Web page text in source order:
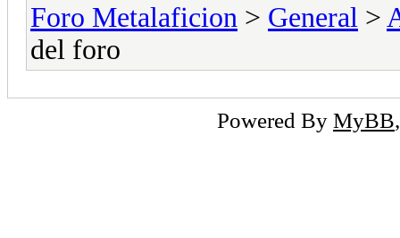
Foro Metalaficion > General >
del foro
Powered By MyBB